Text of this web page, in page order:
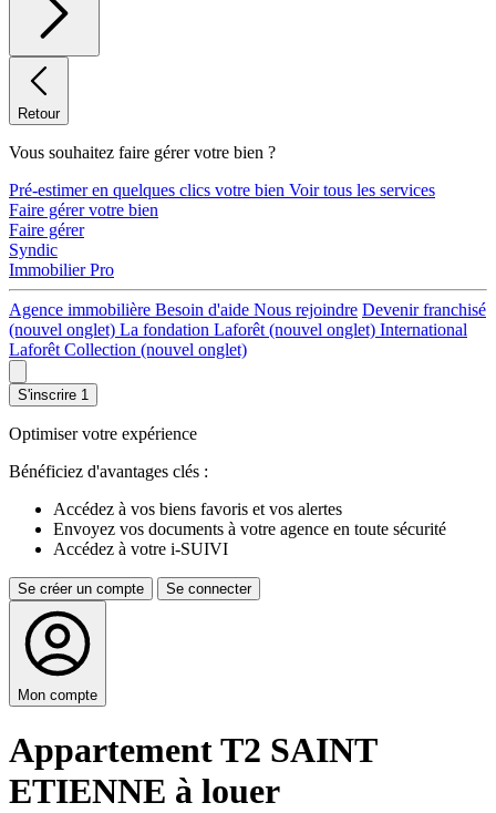
Retour
Vous souhaitez faire gérer votre bien ?
Pré-estimer en quelques clics votre bien Voir tous les services
Faire gérer votre bien
Faire gérer
Syndic
Immobilier Pro
Agence immobilière Besoin d'aide Nous rejoindre Devenir franchisé
(nouvel onglet) La fondation Laforêt (nouvel onglet) International
Laforêt Collection (nouvel onglet)
S'inscrire 1
Optimiser votre expérience
Bénéficiez d'avantages clés :
Accédez à vos biens favoris et vos alertes
Envoyez vos documents à votre agence en toute sécurité
Accédez à votre i-SUIVI
Se créer un compte Se connecter
Mon compte
Appartement T2 SAINT
ETIENNE à louer